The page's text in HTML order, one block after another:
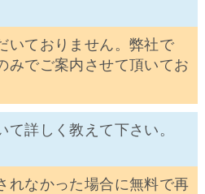
いておりません。弊社で
みでご案内させて頂いてお
て詳しく教えて下さい。
れなかった場合に無料で再